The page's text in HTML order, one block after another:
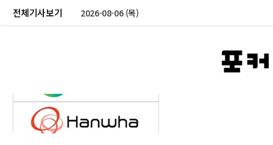
전체기사보기 2026-08-06 (목)